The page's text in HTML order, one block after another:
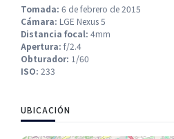
Tomada: 6 de febrero de 2015
Cámara: LGE Nexus 5
Distancia focal: 4mm
Apertura: f/2.4
Obturador: 1/60
ISO: 233
UBICACIÓN